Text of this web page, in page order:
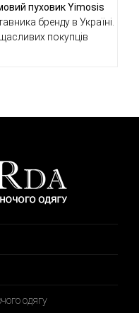
пуховик Yimosis
бренду в Україні.
щасливих покупців
одягу